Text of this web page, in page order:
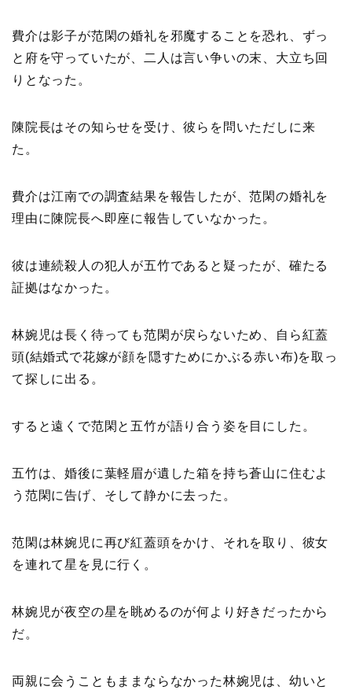
費介は影子が范閑の婚礼を邪魔することを恐れ、ずっ
と府を守っていたが、二人は言い争いの末、大立ち回
りとなった。
陳院長はその知らせを受け、彼らを問いただしに来
た。
費介は江南での調査結果を報告したが、范閑の婚礼を
理由に陳院長へ即座に報告していなかった。
彼は連続殺人の犯人が五竹であると疑ったが、確たる
証拠はなかった。
林婉児は長く待っても范閑が戻らないため、自ら紅蓋
頭(結婚式で花嫁が顔を隠すためにかぶる赤い布)を取っ
て探しに出る。
すると遠くで范閑と五竹が語り合う姿を目にした。
五竹は、婚後に葉軽眉が遺した箱を持ち蒼山に住むよ
う范閑に告げ、そして静かに去った。
范閑は林婉児に再び紅蓋頭をかけ、それを取り、彼女
を連れて星を見に行く。
林婉児が夜空の星を眺めるのが何より好きだったから
だ。
両親に会うこともままならなかった林婉児は、幼いと